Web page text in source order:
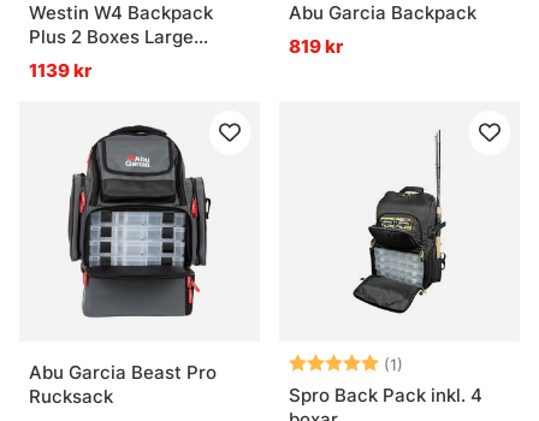
Westin W4 Backpack
Plus 2 Boxes Large
Titanium Black
1139 kr
Abu Garcia Backpack
819 kr
Abu Garcia Beast Pro
Rucksack
Betyg: (1)
Spro Back Pack inkl. 4